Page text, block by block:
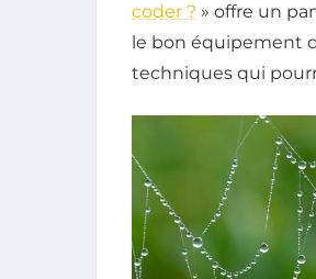
coder ? » offre un
le bon équipement
techniques qui